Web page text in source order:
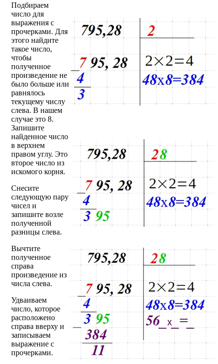
Подбираем
число для
выражения с
прочерками. Для
этого найдите
такое число,
чтобы
полученное
произведение не
было больше или
равнялось
текущему числу
слева. В нашем
случае это 8.
Запишите
найденное число
в верхнем
правом углу. Это
второе число из
искомого корня.
Снесите
следующую пару
чисел и
запишите возле
полученной
разницы слева.
Вычтите
полученное
справа
произведение из
числа слева.
Удваиваем
число, которое
расположено
справа вверху и
записываем
выражение с
прочерками.